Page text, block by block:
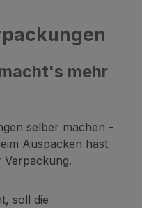
mehr
selber machen -
Auspacken hast
Verpackung.
soll die